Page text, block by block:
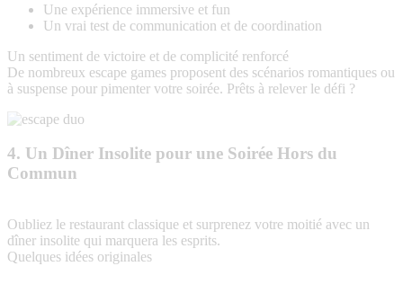
Une expérience immersive et fun
Un vrai test de communication et de coordination
Un sentiment de victoire et de complicité renforcé
De nombreux escape games proposent des scénarios romantiques ou
à suspense pour pimenter votre soirée. Prêts à relever le défi ?
4. Un Dîner Insolite pour une Soirée Hors du
Commun
Oubliez le restaurant classique et surprenez votre moitié avec un
dîner insolite qui marquera les esprits.
Quelques idées originales